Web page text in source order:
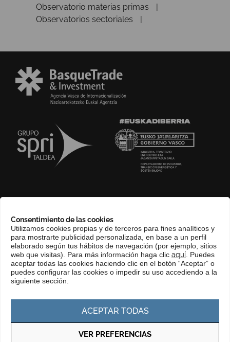
Consentimiento de las cookies
Utilizamos cookies propias y de terceros para fines analíticos y
para mostrarte publicidad personalizada, en base a un perfil
elaborado según tus hábitos de navegación (por ejemplo, sitios
web que visitas). Para más información haga clic aquí . Puedes
aceptar todas las cookies haciendo clic en el botón “Aceptar” o
puedes configurar las cookies o impedir su uso accediendo a la
siguiente sección.
ACEPTAR TODAS
VER PREFERENCIAS
Observatorio materias primas
Observatorios sectoriales
COMPLIANCE CHANNEL
CONTACTO
EUSKERA
PERFIL DEL CONTRATANTE